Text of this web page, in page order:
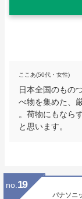
ここあ(50代・女性)
日本全国のもの
べ物を集めた、
。荷物にもなら
と思います。
no. 19
パナソニ